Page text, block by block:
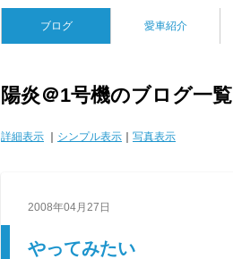
ブログ 愛車紹介
陽炎＠1号機のブログ一覧
詳細表示 シンプル表示 写真表示
2008年04月27日
やってみたい